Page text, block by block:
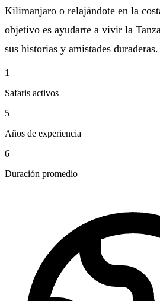
Kilimanjaro o relajándote en la
objetivo es ayudarte a vivir la
sus historias y amistades duraderas.
1
Safaris activos
5+
Años de experiencia
6
Duración promedio